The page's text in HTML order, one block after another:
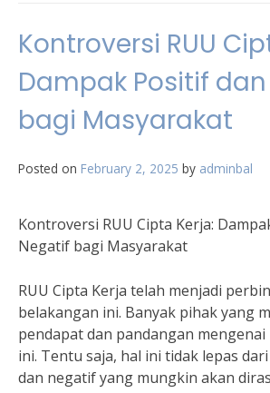
Kontroversi RUU
Dampak Positif
bagi Masyarakat
Posted on February 2, 2025 by adminbal
Kontroversi RUU Cipta Kerja:
Negatif bagi Masyarakat
RUU Cipta Kerja telah menjadi
belakangan ini. Banyak pihak yang
pendapat dan pandangan mengenai
ini. Tentu saja, hal ini tidak lepas
dan negatif yang mungkin akan